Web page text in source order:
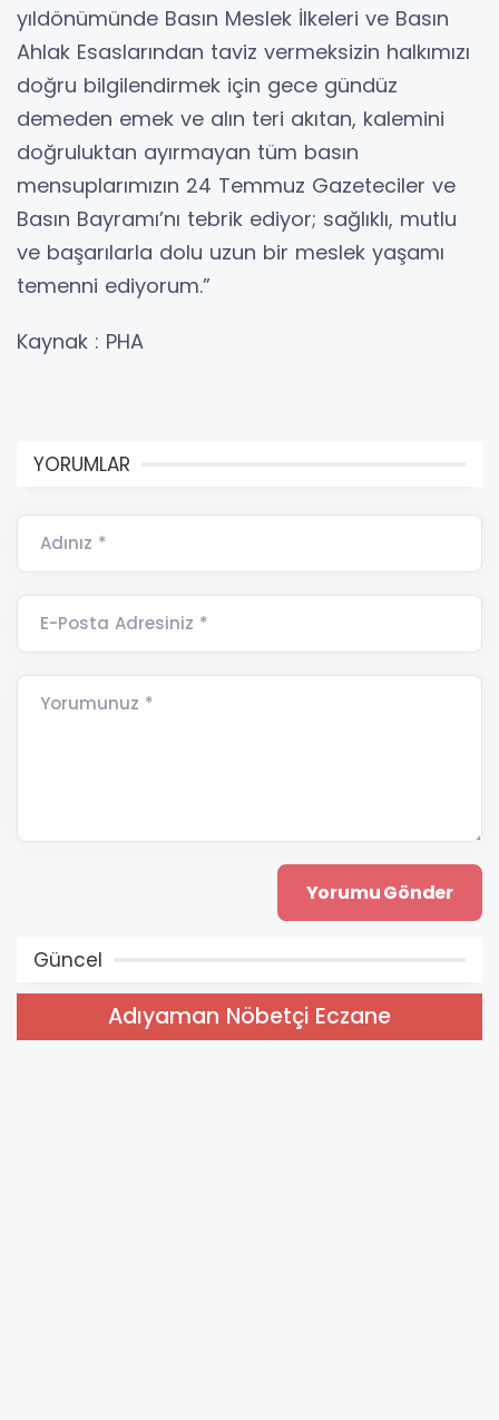
yıldönümünde Basın Meslek İlkeleri ve Basın
Ahlak Esaslarından taviz vermeksizin halkımızı
doğru bilgilendirmek için gece gündüz
demeden emek ve alın teri akıtan, kalemini
doğruluktan ayırmayan tüm basın
mensuplarımızın 24 Temmuz Gazeteciler ve
Basın Bayramı’nı tebrik ediyor; sağlıklı, mutlu
ve başarılarla dolu uzun bir meslek yaşamı
temenni ediyorum.”
Kaynak : PHA
YORUMLAR
Adınız *
E-Posta Adresiniz *
Yorumunuz *
Güncel
Adıyaman Nöbetçi Eczane